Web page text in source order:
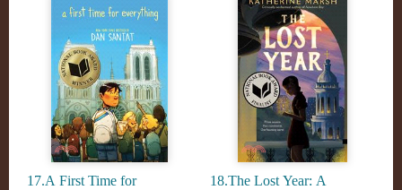
17.A First Time for
18.The Lost Year: A